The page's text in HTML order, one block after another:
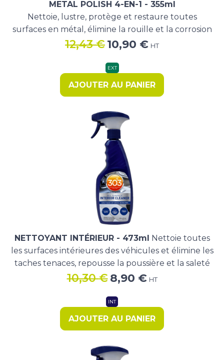
METAL POLISH 4-EN-1 - 355ml
Nettoie, lustre, protège et restaure toutes
surfaces en métal, élimine la rouille et la corrosion
12,43€ Le
initial
10,90 €Le
est :
10,90 €.
HT
EXT
AJOUTER AU PANIER
NETTOYANT INTÉRIEUR - 473ml Nettoie toutes
les surfaces intérieures des véhicules et élimine les
taches tenaces, repousse la poussière et la saleté
10,30€ Le
initial
8,90 €Le
8,90 €.
HT
INT
AJOUTER AU PANIER